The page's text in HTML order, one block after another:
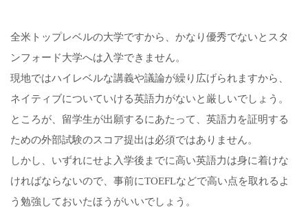
全米トップレベルの大学ですから、かなり優秀でないとスタ
ンフォード大学へは入学できません。
現地ではハイレベルな講義や議論が繰り広げられますから、
ネイティブについていける英語力がないと厳しいでしょう。
ところが、留学生が出願するにあたって、英語力を証明する
ための外部試験のスコア提出は必須ではありません。
しかし、いずれにせよ入学後までに高い英語力は身に着けな
ければならないので、事前にTOEFLなどで高い点を取れるよ
う勉強しておいたほうがいいでしょう。